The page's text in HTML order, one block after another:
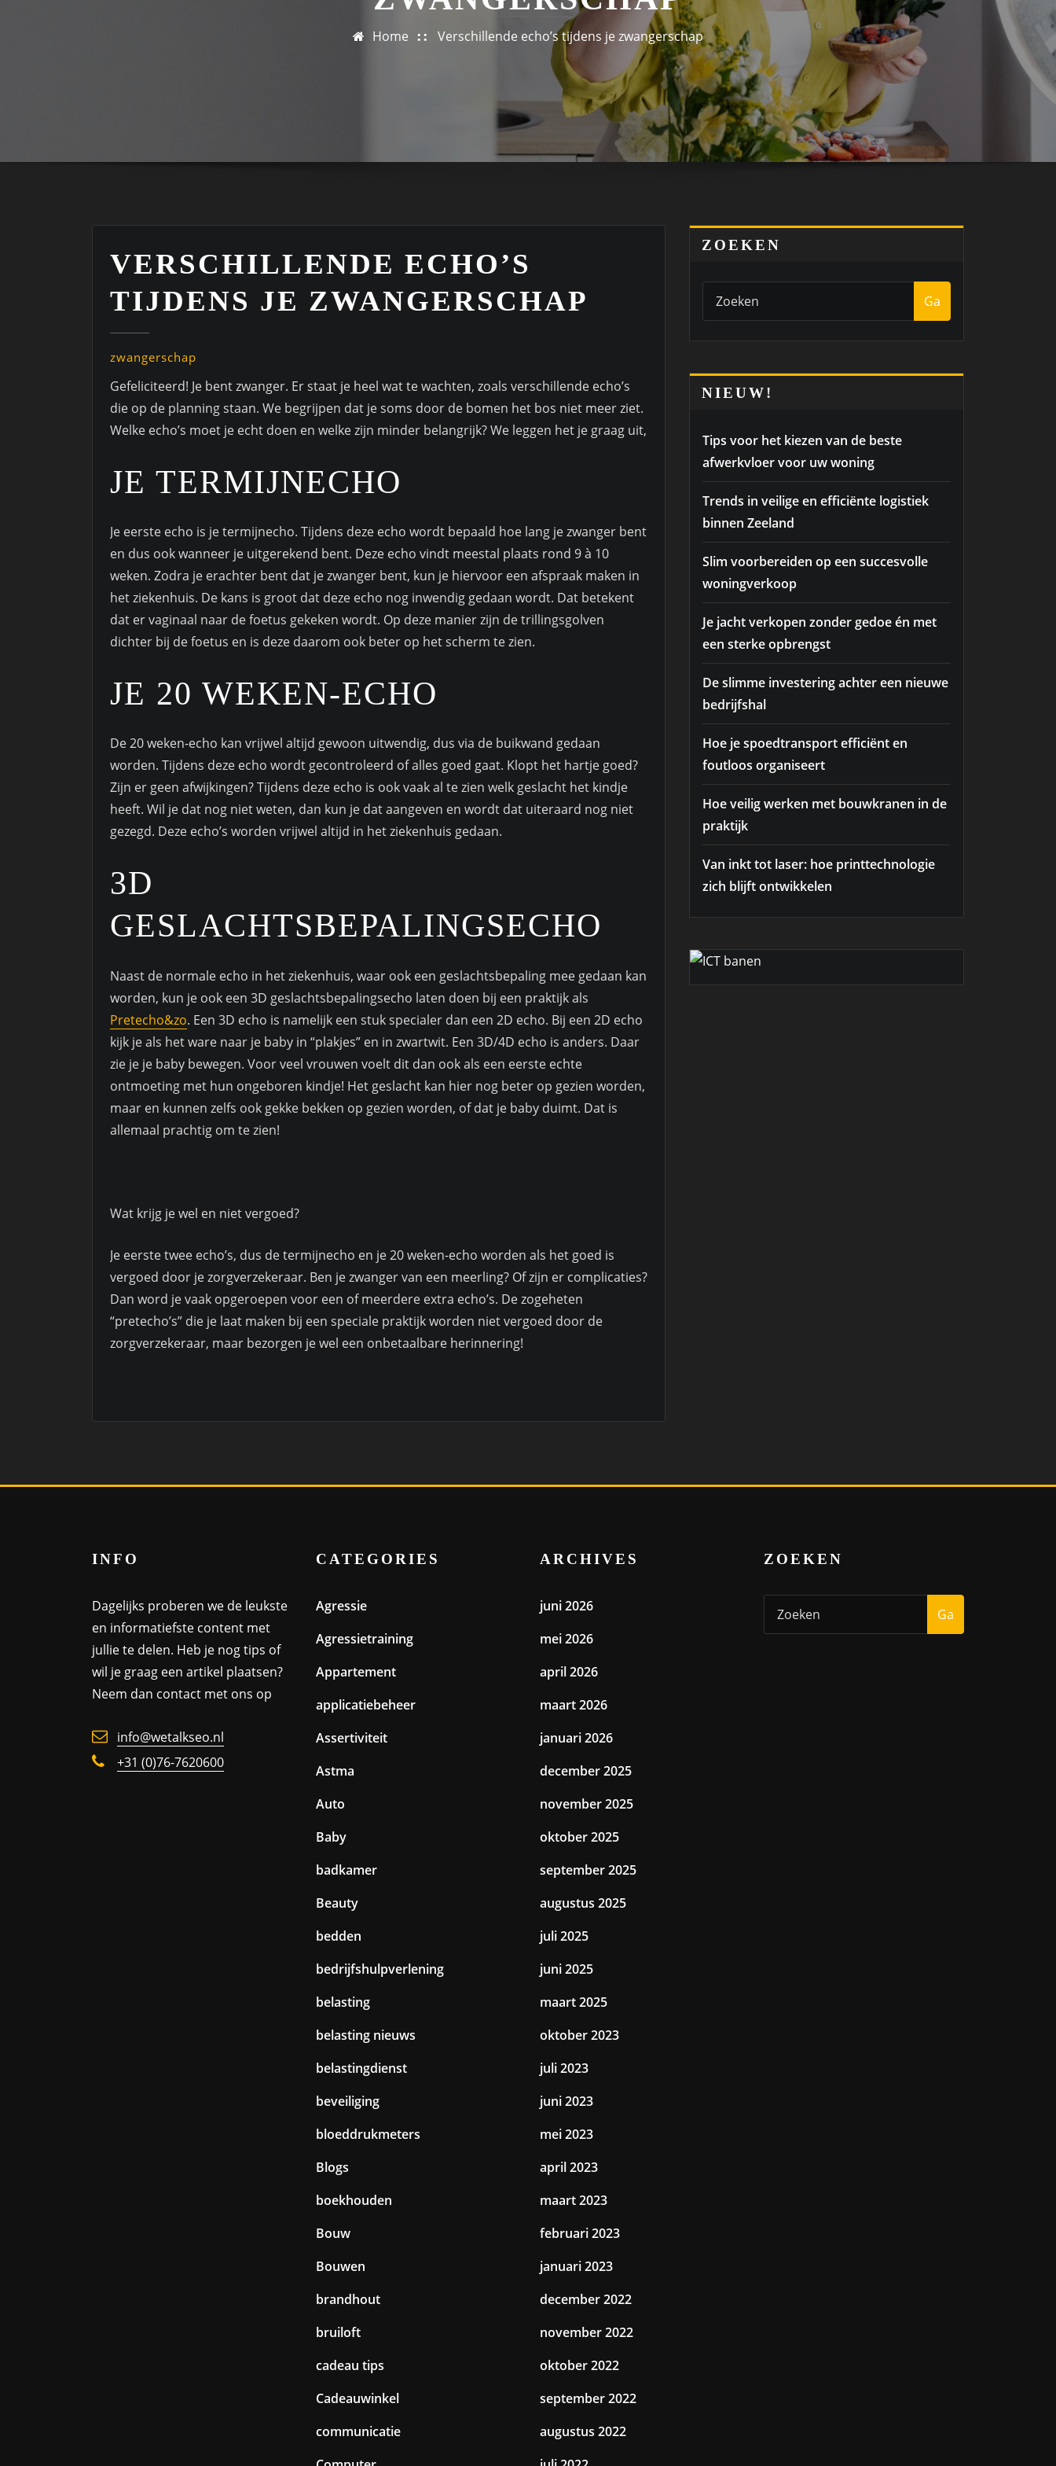
Home Verschillende echo’s tijdens je zwangerschap
VERSCHILLENDE ECHO’S
TIJDENS JE ZWANGERSCHAP
zwangerschap
Gefeliciteerd! Je bent zwanger. Er staat je heel wat te wachten, zoals verschillende echo’s
die op de planning staan. We begrijpen dat je soms door de bomen het bos niet meer ziet.
Welke echo’s moet je echt doen en welke zijn minder belangrijk? We leggen het je graag uit,
JE TERMIJNECHO
Je eerste echo is je termijnecho. Tijdens deze echo wordt bepaald hoe lang je zwanger bent
en dus ook wanneer je uitgerekend bent. Deze echo vindt meestal plaats rond 9 à 10
weken. Zodra je erachter bent dat je zwanger bent, kun je hiervoor een afspraak maken in
het ziekenhuis. De kans is groot dat deze echo nog inwendig gedaan wordt. Dat betekent
dat er vaginaal naar de foetus gekeken wordt. Op deze manier zijn de trillingsgolven
dichter bij de foetus en is deze daarom ook beter op het scherm te zien.
JE 20 WEKEN-ECHO
De 20 weken-echo kan vrijwel altijd gewoon uitwendig, dus via de buikwand gedaan
worden. Tijdens deze echo wordt gecontroleerd of alles goed gaat. Klopt het hartje goed?
Zijn er geen afwijkingen? Tijdens deze echo is ook vaak al te zien welk geslacht het kindje
heeft. Wil je dat nog niet weten, dan kun je dat aangeven en wordt dat uiteraard nog niet
gezegd. Deze echo’s worden vrijwel altijd in het ziekenhuis gedaan.
3D
GESLACHTSBEPALINGSECHO
Naast de normale echo in het ziekenhuis, waar ook een geslachtsbepaling mee gedaan kan
worden, kun je ook een 3D geslachtsbepalingsecho laten doen bij een praktijk als
Pretecho&zo. Een 3D echo is namelijk een stuk specialer dan een 2D echo. Bij een 2D echo
kijk je als het ware naar je baby in “plakjes” en in zwartwit. Een 3D/4D echo is anders. Daar
zie je je baby bewegen. Voor veel vrouwen voelt dit dan ook als een eerste echte
ontmoeting met hun ongeboren kindje! Het geslacht kan hier nog beter op gezien worden,
maar en kunnen zelfs ook gekke bekken op gezien worden, of dat je baby duimt. Dat is
allemaal prachtig om te zien!
Wat krijg je wel en niet vergoed?
Je eerste twee echo’s, dus de termijnecho en je 20 weken-echo worden als het goed is
vergoed door je zorgverzekeraar. Ben je zwanger van een meerling? Of zijn er complicaties?
Dan word je vaak opgeroepen voor een of meerdere extra echo’s. De zogeheten
“pretecho’s” die je laat maken bij een speciale praktijk worden niet vergoed door de
zorgverzekeraar, maar bezorgen je wel een onbetaalbare herinnering!
ZOEKEN
Ga
NIEUW!
Tips voor het kiezen van de beste
afwerkvloer voor uw woning
Trends in veilige en efficiënte logistiek
binnen Zeeland
Slim voorbereiden op een succesvolle
woningverkoop
Je jacht verkopen zonder gedoe én met
een sterke opbrengst
De slimme investering achter een nieuwe
bedrijfshal
Hoe je spoedtransport efficiënt en
foutloos organiseert
Hoe veilig werken met bouwkranen in de
praktijk
Van inkt tot laser: hoe printtechnologie
zich blijft ontwikkelen
INFO
Dagelijks proberen we de leukste
en informatiefste content met
jullie te delen. Heb je nog tips of
wil je graag een artikel plaatsen?
Neem dan contact met ons op
info@wetalkseo.nl
+31 (0)76-7620600
CATEGORIES
Agressie
Agressietraining
Appartement
applicatiebeheer
Assertiviteit
Astma
Auto
Baby
badkamer
Beauty
bedden
bedrijfshulpverlening
belasting
belasting nieuws
belastingdienst
beveiliging
bloeddrukmeters
Blogs
boekhouden
Bouw
Bouwen
brandhout
bruiloft
cadeau tips
Cadeauwinkel
communicatie
ARCHIVES
juni 2026
mei 2026
april 2026
maart 2026
januari 2026
december 2025
november 2025
oktober 2025
september 2025
augustus 2025
juli 2025
juni 2025
maart 2025
oktober 2023
juli 2023
juni 2023
mei 2023
april 2023
maart 2023
februari 2023
januari 2023
december 2022
november 2022
oktober 2022
september 2022
augustus 2022
ZOEKEN
Ga